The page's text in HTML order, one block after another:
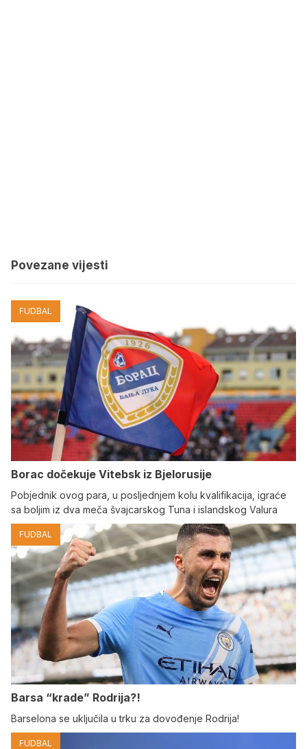
Povezane vijesti
FUDBAL
Borac dočekuje Vitebsk iz Bjelorusije
Pobjednik ovog para, u posljednjem kolu kvalifikacija, igraće
sa boljim iz dva meča švajcarskog Tuna i islandskog Valura
FUDBAL
Barsa “krade” Rodrija?!
Barselona se uključila u trku za dovođenje Rodrija!
FUDBAL